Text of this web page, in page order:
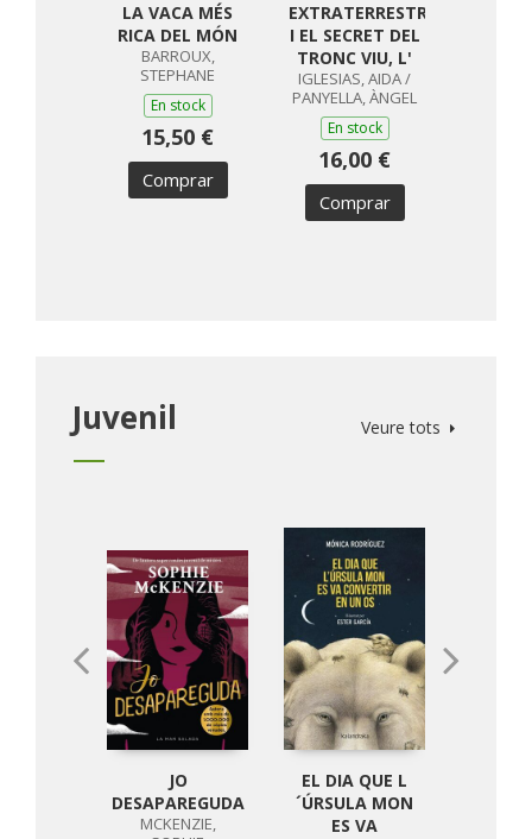
LA VACA MÉS
RICA DEL MÓN
BARROUX,
STEPHANE
En stock
15,50 €
Comprar
EXTRATERRESTRE
I EL SECRET DEL
TRONC VIU, L'
IGLESIAS, AIDA /
PANYELLA, ÀNGEL
En stock
16,00 €
Comprar
Juvenil Veure tots
JO
DESAPAREGUDA
MCKENZIE,
EL DIA QUE L
´ÚRSULA MON
ES VA